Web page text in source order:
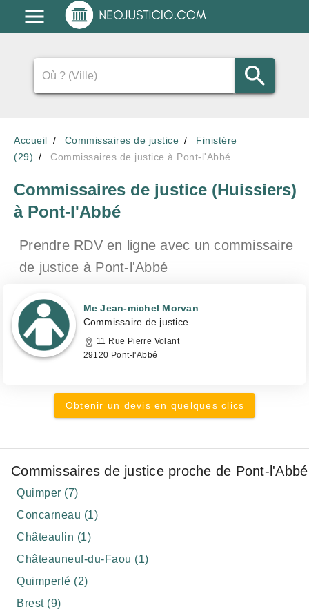
Accueil Commissaires de justice
Finistére
(29)
Commissaires de justice à Pont-l'Abbé
Commissaires de justice (Huissiers)
à Pont-l'Abbé
Prendre RDV en ligne avec un commissaire
de justice à Pont-l'Abbé
Me Jean-michel Morvan
Commissaire de justice
11 Rue Pierre Volant
29120 Pont-l'Abbé
Obtenir un devis en quelques clics
Commissaires de justice proche de Pont-l'Abbé
Quimper (7)
Concarneau (1)
Châteaulin (1)
Châteauneuf-du-Faou (1)
Quimperlé (2)
Brest (9)